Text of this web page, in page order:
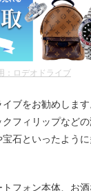
：ロデオドライブ
ブをお勧めしま
フィリップなど
石といったよう
フォン本体、お